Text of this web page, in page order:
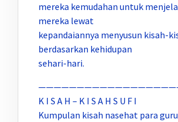
mereka kemudahan untuk
mereka lewat
kepandaiannya menyusun kisah-
berdasarkan kehidupan
sehari-hari.
K I S A H – K I S A H S U F I
Kumpulan kisah nasehat para